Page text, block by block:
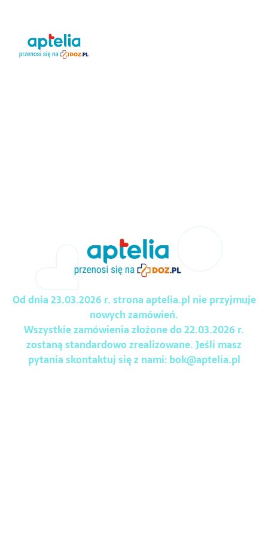
Od dnia 23.03.2026 r. strona aptelia.pl nie przyjmuje
nowych zamówień.
Wszystkie zamówienia złożone do 22.03.2026 r.
zostaną standardowo zrealizowane. Jeśli masz
pytania skontaktuj się z nami:bok@aptelia.pl